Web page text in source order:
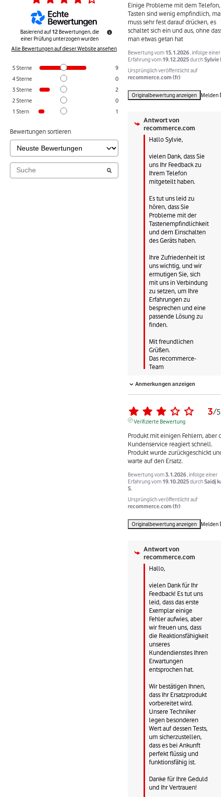
Basierend auf12 Bewertungen, die
einer Prüfung unterzogen wurden
Alle Bewertungen auf dieser Website ansehen
5Sterne
9
4Sterne
0
3Sterne
2
2Sterne
0
1 Stern 1
Bewertungen sortieren
Einige Probleme mit dem
Tasten sind wenig empfindlich,
muss sehr fest darauf drücken, es
schaltet sich ein und aus, ohne
man etwas getan hat
Bewertung vom 15.1.2026 , infolge einer
Erfahrung vom 19.12.2025durchSylvie
Ursprünglich veröffentlicht auf
recommerce.com (fr)
Originalbewertung anzeigen Melden
Antwort von
recommerce.com
Hallo Sylvie,
vielen Dank, dass Sie
uns Ihr Feedback zu
Ihrem Telefon
mitgeteilt haben.
Es tut uns leid zu
hören, dass Sie
Probleme mit der
Tastenempfindlichkeit
und dem Einschalten
des Geräts haben.
Ihre Zufriedenheit ist
uns wichtig, und wir
ermutigen Sie, sich
mit uns in Verbindung
zu setzen, um Ihre
Erfahrungen zu
besprechen und eine
passende Lösung zu
finden.
Mit freundlichen
Grüßen.
Das recommerce-
Team
Anmerkungen anzeigen
3/5
Verifizierte Bewertung
Produkt mit einigen Fehlern, aber
Kundenservice reagiert schnell.
Produkt wurde zurückgeschickt
warte auf den Ersatz.
Bewertung vom3.1.2026 , infolge einer
Erfahrung vom 19.10.2025durchSaidj
S.
Ursprünglich veröffentlicht auf
recommerce.com (fr)
Originalbewertung anzeigen Melden
Antwort von
recommerce.com
Hallo,
vielen Dank für Ihr
Feedback! Es tut uns
leid, dass das erste
Exemplar einige
Fehler aufwies, aber
wir freuen uns, dass
die Reaktionsfähigkeit
unseres
Kundendienstes Ihren
Erwartungen
entsprochen hat.
Wir bestätigen Ihnen,
dass Ihr Ersatzprodukt
vorbereitet wird.
Unsere Techniker
legen besonderen
Wert auf dessen Tests,
um sicherzustellen,
dass es bei Ankunft
perfekt flüssig und
funktionsfähig ist.
Danke für Ihre Geduld
und Ihr Vertrauen!